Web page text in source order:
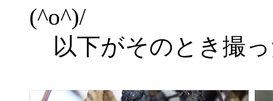
(^o^)/
以下がそのとき撮